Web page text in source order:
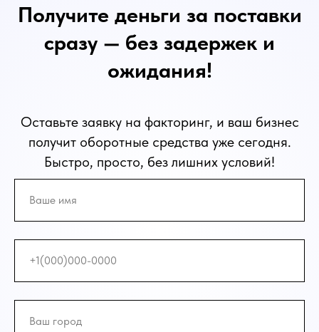
Получите деньги за поставки
сразу — без задержек и
ожидания!
Оставьте заявку на факторинг, и ваш бизнес
получит оборотные средства уже сегодня.
Быстро, просто, без лишних условий!